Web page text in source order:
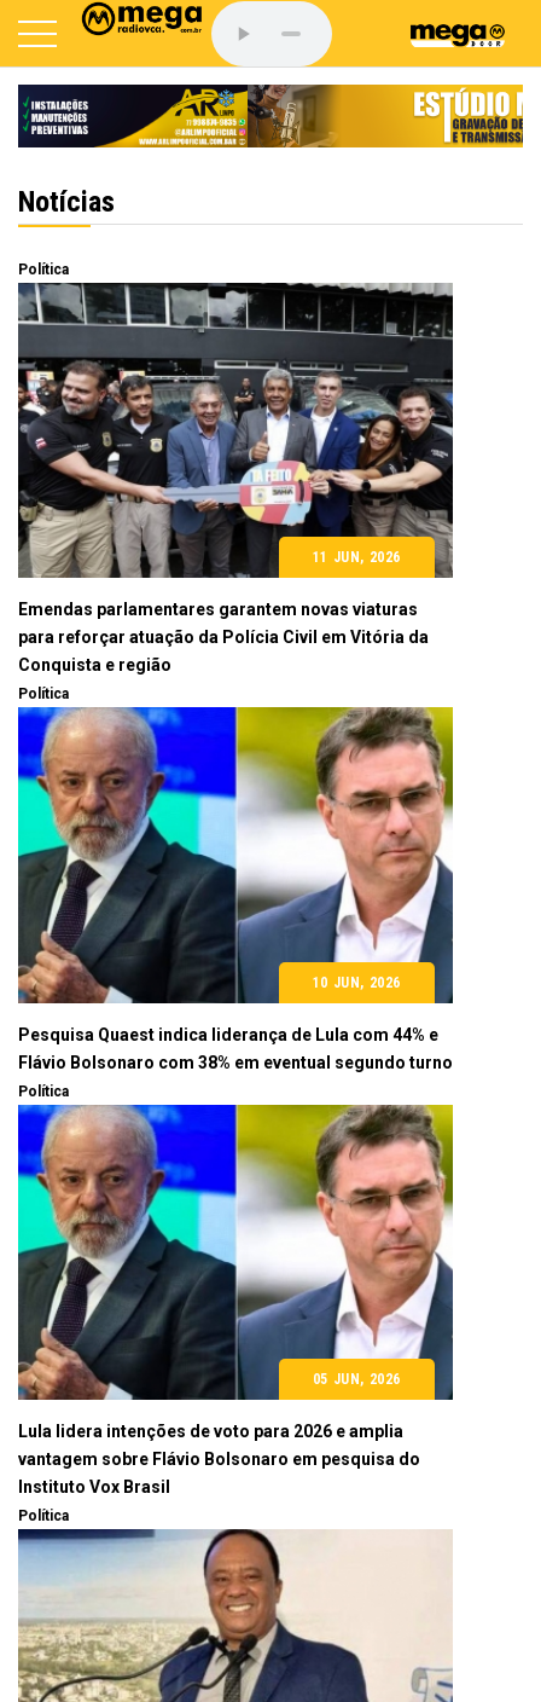
Notícias
Política
11 JUN, 2026
Emendas parlamentares garantem novas viaturas
para reforçar atuação da Polícia Civil em Vitória da
Conquista e região
Política
10 JUN, 2026
Pesquisa Quaest indica liderança de Lula com 44% e
Flávio Bolsonaro com 38% em eventual segundo turno
Política
05 JUN, 2026
Lula lidera intenções de voto para 2026 e amplia
vantagem sobre Flávio Bolsonaro em pesquisa do
Instituto Vox Brasil
Política